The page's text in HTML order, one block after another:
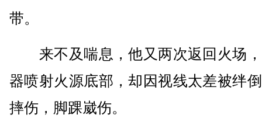
带。
来不及喘息，他又两次返回火场
器喷射火源底部，却因视线太差被绊
摔伤，脚踝崴伤。